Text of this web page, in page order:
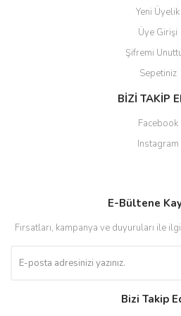
Yeni Üyelik
Üye Girişi
Şifremi
Sepetiniz
BİZİ TAKİP
Facebook
Instagram
E-Bültene
Fırsatları, kampanya ve duyuruları ile
Bizi Takip